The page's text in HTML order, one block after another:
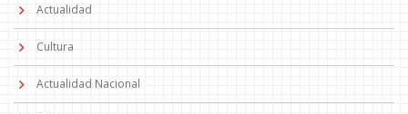
Actualidad
Cultura
Actualidad Nacional